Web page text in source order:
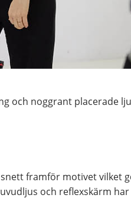
och noggrant placerade
framför motivet vilket
och reflexskärm